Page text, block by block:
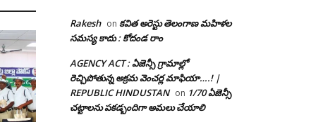
Rakesh on కవిత అరెస్టు తెలంగాణ మహిళల
సమస్య కాదు : కోదండ రాం
AGENCY ACT : ఏజెన్సీ గ్రామాల్లో
రెచ్చిపోతున్న అక్రమ వెంచర్ల మాఫియా….! |
REPUBLIC HINDUSTAN on 1/70 ఏజెన్సీ
చట్టాలను పకడ్బందిగా అమలు చేయాలి